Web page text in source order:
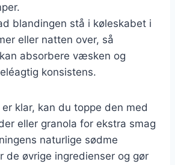
blandingen stå i køleskabet i
eller natten over, så
absorbere væsken og
konsistens.
klar, kan du toppe den med
eller granola for ekstra smag
naturlige sødme
de øvrige ingredienser og gør